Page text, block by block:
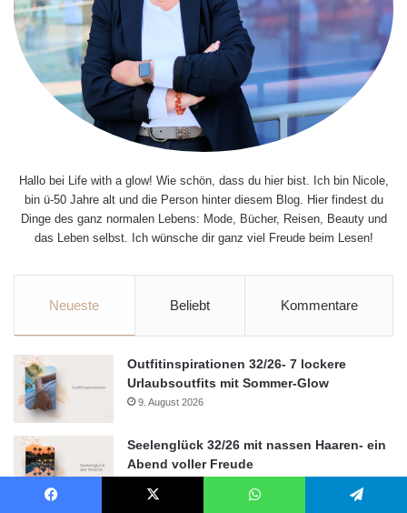
Hallo bei Life with a glow! Wie schön, dass du hier bist. Ich bin Nicole,
bin ü-50 Jahre alt und die Person hinter diesem Blog. Hier findest du
Dinge des ganz normalen Lebens: Mode, Bücher, Reisen, Beauty und
das Leben selbst. Ich wünsche dir ganz viel Freude beim Lesen!
Neueste Beliebt Kommentare
Outfitinspirationen 32/26- 7 lockere
Urlaubsoutfits mit Sommer-Glow
9. August 2026
Seelenglück 32/26 mit nassen Haaren- ein
Abend voller Freude